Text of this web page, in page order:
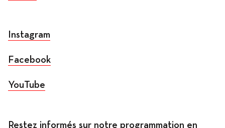
Instagram
Facebook
YouTube
Restez informés sur notre programmation en